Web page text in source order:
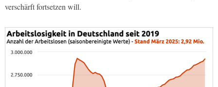
verschärft fortsetzen will.